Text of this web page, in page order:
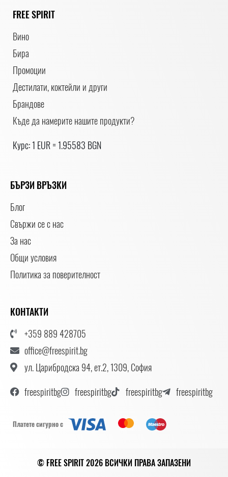
FREE SPIRIT
Вино
Бира
Промоции
Дестилати, коктейли и други
Брандове
Къде да намерите нашите продукти?
Курс: 1 EUR = 1.95583 BGN
БЪРЗИ ВРЪЗКИ
Блог
Свържи се с нас
За нас
Общи условия
Политика за поверителност
КОНТАКТИ
+359 889 428705
office@freespirit.bg
ул. Царибродска 94, ет.2, 1309, София
freespiritbg
freespiritbg freespiritbg freespiritbg
Платете сигурно с
© FREE SPIRIT 2026 ВСИЧКИ ПРАВА ЗАПАЗЕНИ